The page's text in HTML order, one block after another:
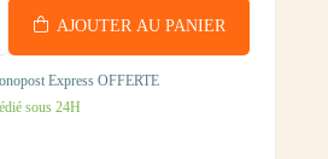
AJOUTER AU PANIER
Express OFFERTE
sous 24H